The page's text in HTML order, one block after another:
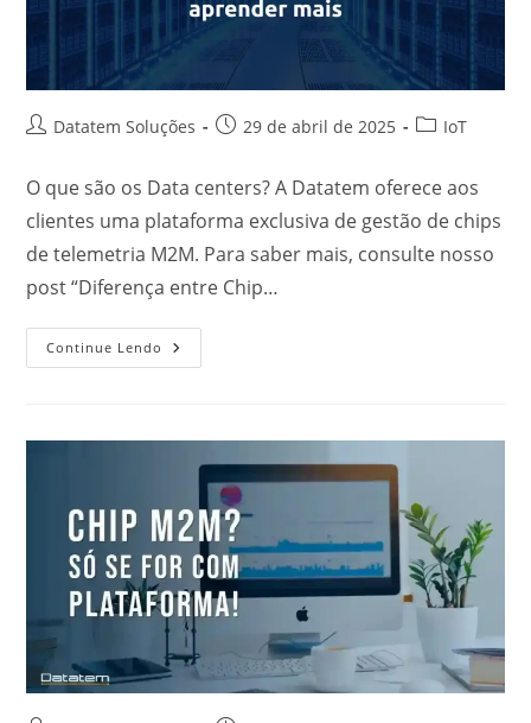
Datatem Soluções 29 de abril de 2025 IoT
O que são os Data centers? A Datatem oferece aos
clientes uma plataforma exclusiva de gestão de chips
de telemetria M2M. Para saber mais, consulte nosso
post “Diferença entre Chip…
Continue Lendo